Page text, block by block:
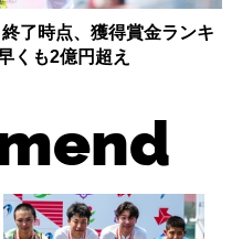
了時点、獲得賞金ランキ
くも2億円超え